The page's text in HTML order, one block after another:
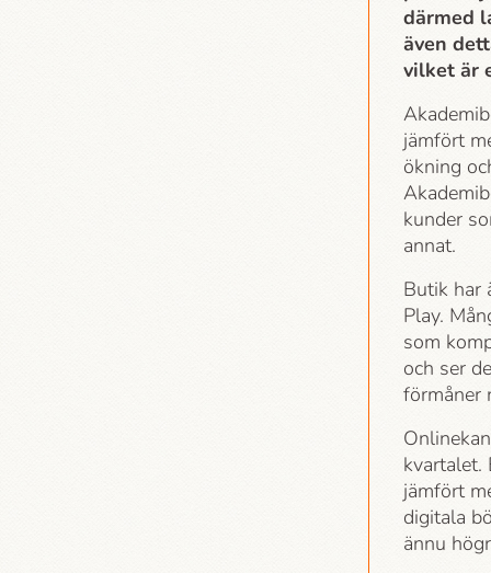
därmed
även
vilket är
jämfört
ökning
kunder
annat.
Butik har
Play.
som
och ser
förmåner
kvartalet.
jämfört
digitala
ännu